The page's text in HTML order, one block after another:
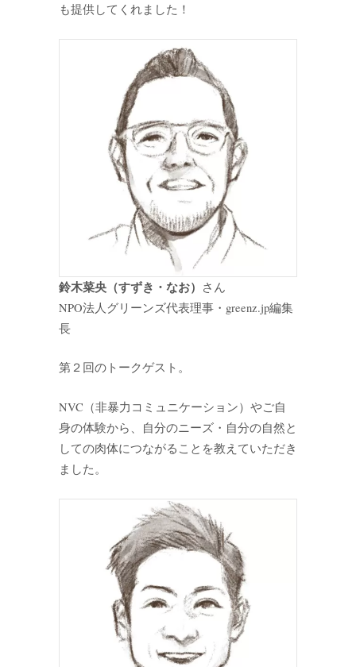
も提供してくれました！
鈴木菜央（すずき・なお） さん
NPO法人グリーンズ代表理事・greenz.jp編集
長
第２回のトークゲスト。
NVC（非暴力コミュニケーション）やご自
身の体験から、自分のニーズ・自分の自然と
しての肉体につながることを教えていただき
ました。